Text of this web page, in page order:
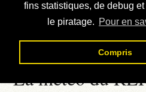
fins statistiques, de debug
le piratage. Pour en
Compris
Téléchargement
Contact
La météo du